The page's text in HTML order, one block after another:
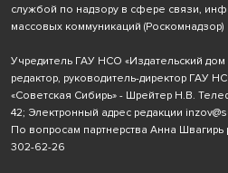
службой по надзору в сфере связи,
массовых коммуникаций (Роскомнадзор)
Учредитель ГАУ НСО «Издательский дом
редактор, руководитель-директор ГАУ
«Советская Сибирь» - Шрейтер Н.В.
42; Электронный адрес редакции
По вопросам партнерства Анна Швагирь
302-62-26